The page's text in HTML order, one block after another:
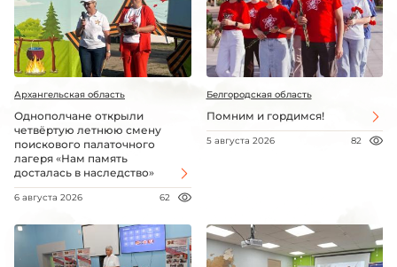
Архангельская область
Однополчане открыли
четвёртую летнюю смену
поискового палаточного
лагеря «Нам память
досталась в наследство»
6 августа 2026 62
Белгородская область
Помним и гордимся!
5 августа 2026 82